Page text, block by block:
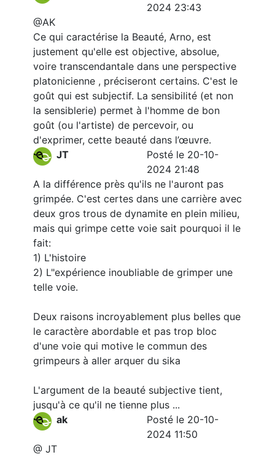
2024 23:43
@AK
Ce qui caractérise la Beauté, Arno, est
justement qu'elle est objective, absolue,
voire transcendantale dans une perspective
platonicienne , préciseront certains. C'est le
goût qui est subjectif. La sensibilité (et non
la sensiblerie) permet à l'homme de bon
goût (ou l'artiste) de percevoir, ou
d'exprimer, cette beauté dans l’œuvre.
JT
Posté le 20-10-
2024 21:48
A la différence près qu'ils ne l'auront pas
grimpée. C'est certes dans une carrière avec
deux gros trous de dynamite en plein milieu,
mais qui grimpe cette voie sait pourquoi il le
fait:
1) L'histoire
2) L"expérience inoubliable de grimper une
telle voie.
Deux raisons incroyablement plus belles que
le caractère abordable et pas trop bloc
d'une voie qui motive le commun des
grimpeurs à aller arquer du sika
L'argument de la beauté subjective tient,
jusqu'à ce qu'il ne tienne plus ...
ak
Posté le 20-10-
2024 11:50
@ JT